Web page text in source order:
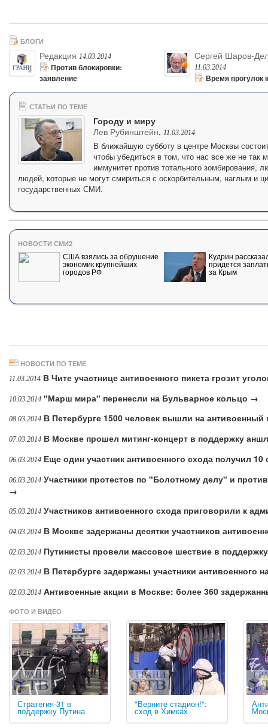
БЛОГИ
Редакция 14.03.2014
Против блокировки:
заявление
Сергей Шаров-
11.03.2014
Время прогулок
СТАТЬИ ПО ТЕМЕ
Городу и миру
Лев Рубинштейн, 11.03.2014
В ближайшую субботу в центре Москвы
чтобы убедиться в том, что нас все же не
иммунитет против тотального зомбирования,
людей, которые не могут смириться с оскорбительным, наглым и
государственных СМИ.
НОВОСТИ СМИ2
США взялись за обрушение
экономик крупнейших
городов РФ
Кудрин
придется
за Крым
НОВОСТИ ПО ТЕМЕ
11.03.2014 В Чите участнице антивоенного пикета грозит
10.03.2014 "Марш мира" перенесли на Бульварное кольцо →
08.03.2014 В Петербурге 1500 человек вышли на
07.03.2014 В Москве прошел митинг-концерт в поддержку
06.03.2014 Еще один участник антивоенного схода получил 10
06.03.2014 Участники протестов по "Болотному делу" и
→
05.03.2014 Участников антивоенного схода приговорили к
04.03.2014 В Москве задержаны десятки участников
02.03.2014 Путинисты провели массовое шествие в
02.03.2014 В Петербурге задержаны участники антивоенного
02.03.2014 Антивоенные акции в Москве: более 360
ФОТО И ВИДЕО
Стратегия-31 в
поддержку Путина
"Верните стадион!":
сход в Химках